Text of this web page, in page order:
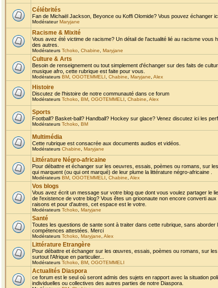
Célébrités
Fan de Michaël Jackson, Beyonce ou Koffi Olomide? Vous pouvez échanger
ModérateurMaryjane
Racisme & Mixité
Vous avez été victime de racisme? Un détail de l'actualité lié au racisme
des autres.
Modérateurs Tchoko Chabine Maryjane
Culture & Arts
Besoin de renseignement ou tout simplement d'échanger sur des faits de
musique afro, cette rubrique est faite pour vous.
Modérateurs BM OGOTEMMELI Chabine Maryjane Alex
Histoire
Discutez de l'histoire de notre communauté dans ce forum
Modérateurs Tchoko BM OGOTEMMELI Chabine Alex
Sports
Football? Basket-ball? Handball? Hockey sur glace? Venez discutez ici les
Modérateurs Tchoko BM
Multimédia
Cette rubrique est consacrée aux documents audios et vidéos.
Modérateurs Chabine Maryjane
Littérature Négro-africaine
Pour débattre et échanger sur les oeuvres, essais, poèmes ou romans, sur
qui marquent (ou qui ont marqué) de leur plume la littérature négro-africaine .
Modérateurs BM OGOTEMMELI Chabine Alex
Vos blogs
Vous avez écrit un message sur votre blog que dont vous voulez partager le
de l'existence de votre blog? Vous êtes un grioonaute non encore converti
raisons et pour d'autres, cet espace est le votre.
Modérateurs Tchoko Maryjane
Santé
Toutes les questions de sante sont à traiter dans cette rubrique, sans
compétences attestées. Merci
Modérateurs Tchoko Maryjane Alex
Littérature Etrangère
Pour débattre et échanger sur les œuvres, essais, poèmes ou romans, sur
surtout l'Afrique en particulier...
Modérateurs Tchoko BM OGOTEMMELI
Actualités Diaspora
ce forum est le seul où seront admis des sujets en rapport avec la situation
individuelles ou collectives des autres parties de notre Diaspora.